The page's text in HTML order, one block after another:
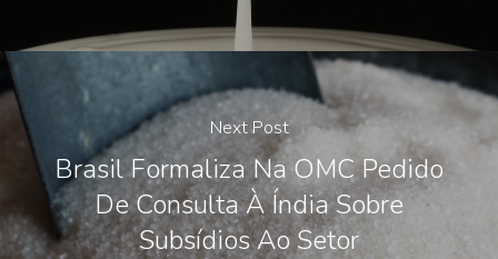
Next Post
Brasil Formaliza Na OMC Pedido
De Consulta À Índia Sobre
Subsídios Ao Setor